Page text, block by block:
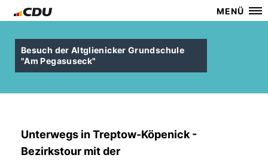
MENÜ
Besuch der Altglienicker Grundschule
"Am Pegasuseck"
Unterwegs in Treptow-Köpenick -
Bezirkstour mit der